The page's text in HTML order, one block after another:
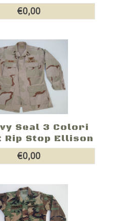
€0,00
Seal 3 Colori
Rip Stop Ellison
€0,00